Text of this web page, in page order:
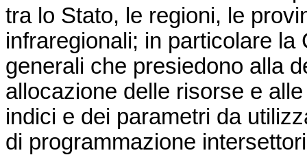
tra lo Stato, le regioni, le
infraregionali; in particolare
generali che presiedono alla
allocazione delle risorse e
indici e dei parametri da
di programmazione